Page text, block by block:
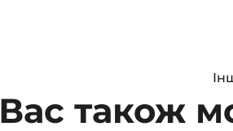
Вас також